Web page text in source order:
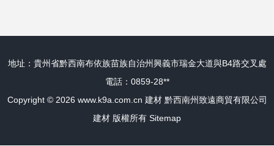
地址：貴州省黔西南布依族苗族自治州興義市瑞金大道與B4路交叉處
電話：0859-28**
Copyright © 2026 www.k9a.com.cn 建材 黔西南州致遠商貿有限公司
建材 版權所有 Sitemap